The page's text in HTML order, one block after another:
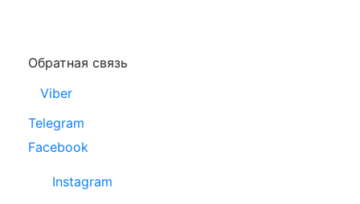
Обратная связь
Viber
Telegram
Facebook
Instagram